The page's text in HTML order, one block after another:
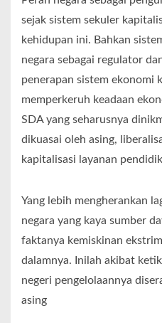
sejak sistem sekuler
kehidupan ini. Bahkan
negara sebagai regulator
penerapan sistem ekonomi
memperkeruh keadaan
SDA yang seharusnya
dikuasai oleh asing,
kapitalisasi layanan
Yang lebih mengherankan
negara yang kaya sumber
faktanya kemiskinan
dalamnya. Inilah akibat
negeri pengelolaannya
asing